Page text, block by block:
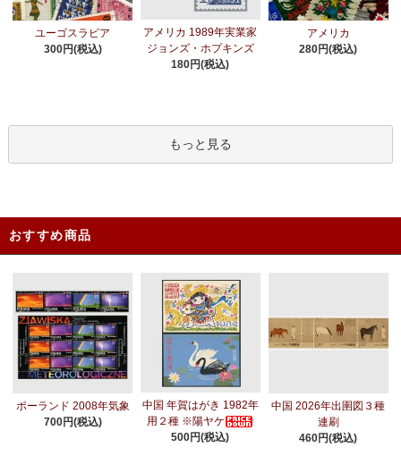
ユーゴスラビア
300円(税込)
アメリカ 1989年実業家
ジョンズ・ホプキンズ
180円(税込)
アメリカ
280円(税込)
もっと見る
おすすめ商品
ポーランド 2008年気象
700円(税込)
中国 年賀はがき 1982年
用２種 ※陽ヤケ
500円(税込)
中国 2026年出圉図３種
連刷
460円(税込)